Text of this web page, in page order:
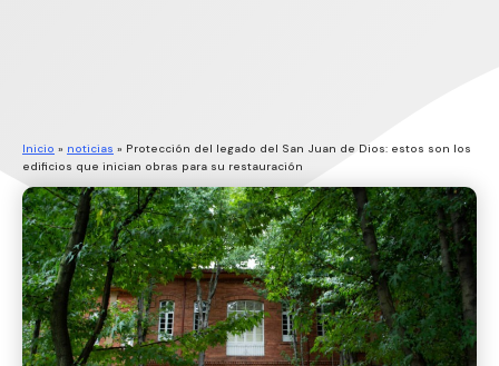
Inicio » noticias » Protección del legado del San Juan de Dios: estos son los
edificios que inician obras para su restauración